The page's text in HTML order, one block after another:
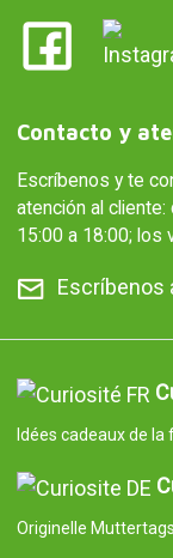
Contacto y
Escríbenos y te
atención al
15:00 a 18:00; los
Escríbenos
Idées cadeaux de
Originelle